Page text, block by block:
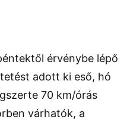
érvénybe lépő
adott ki eső, hó
70 km/órás
várhatók, a